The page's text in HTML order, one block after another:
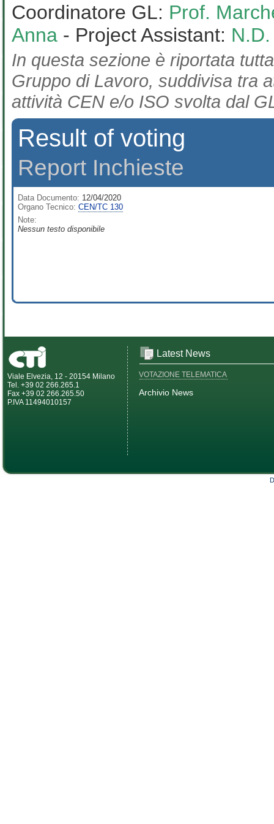
Coordinatore GL: Prof.
Anna - Project Assistant: N.D.
In questa sezione è riportata
Gruppo di Lavoro, suddivisa tra
attività CEN e/o ISO svolta dal
Result of voting
Report Inchieste
Data Documento: 12/04/2020
Organo Tecnico: CEN/TC 130
Note:
Nessun testo disponibile
Viale Elvezia, 12 - 20154 Milano
Tel. +39 02 266.265.1
Fax +39 02 266.265.50
P.IVA 11494010157
Latest News
VOTAZIONE TELEMATICA
Archivio News